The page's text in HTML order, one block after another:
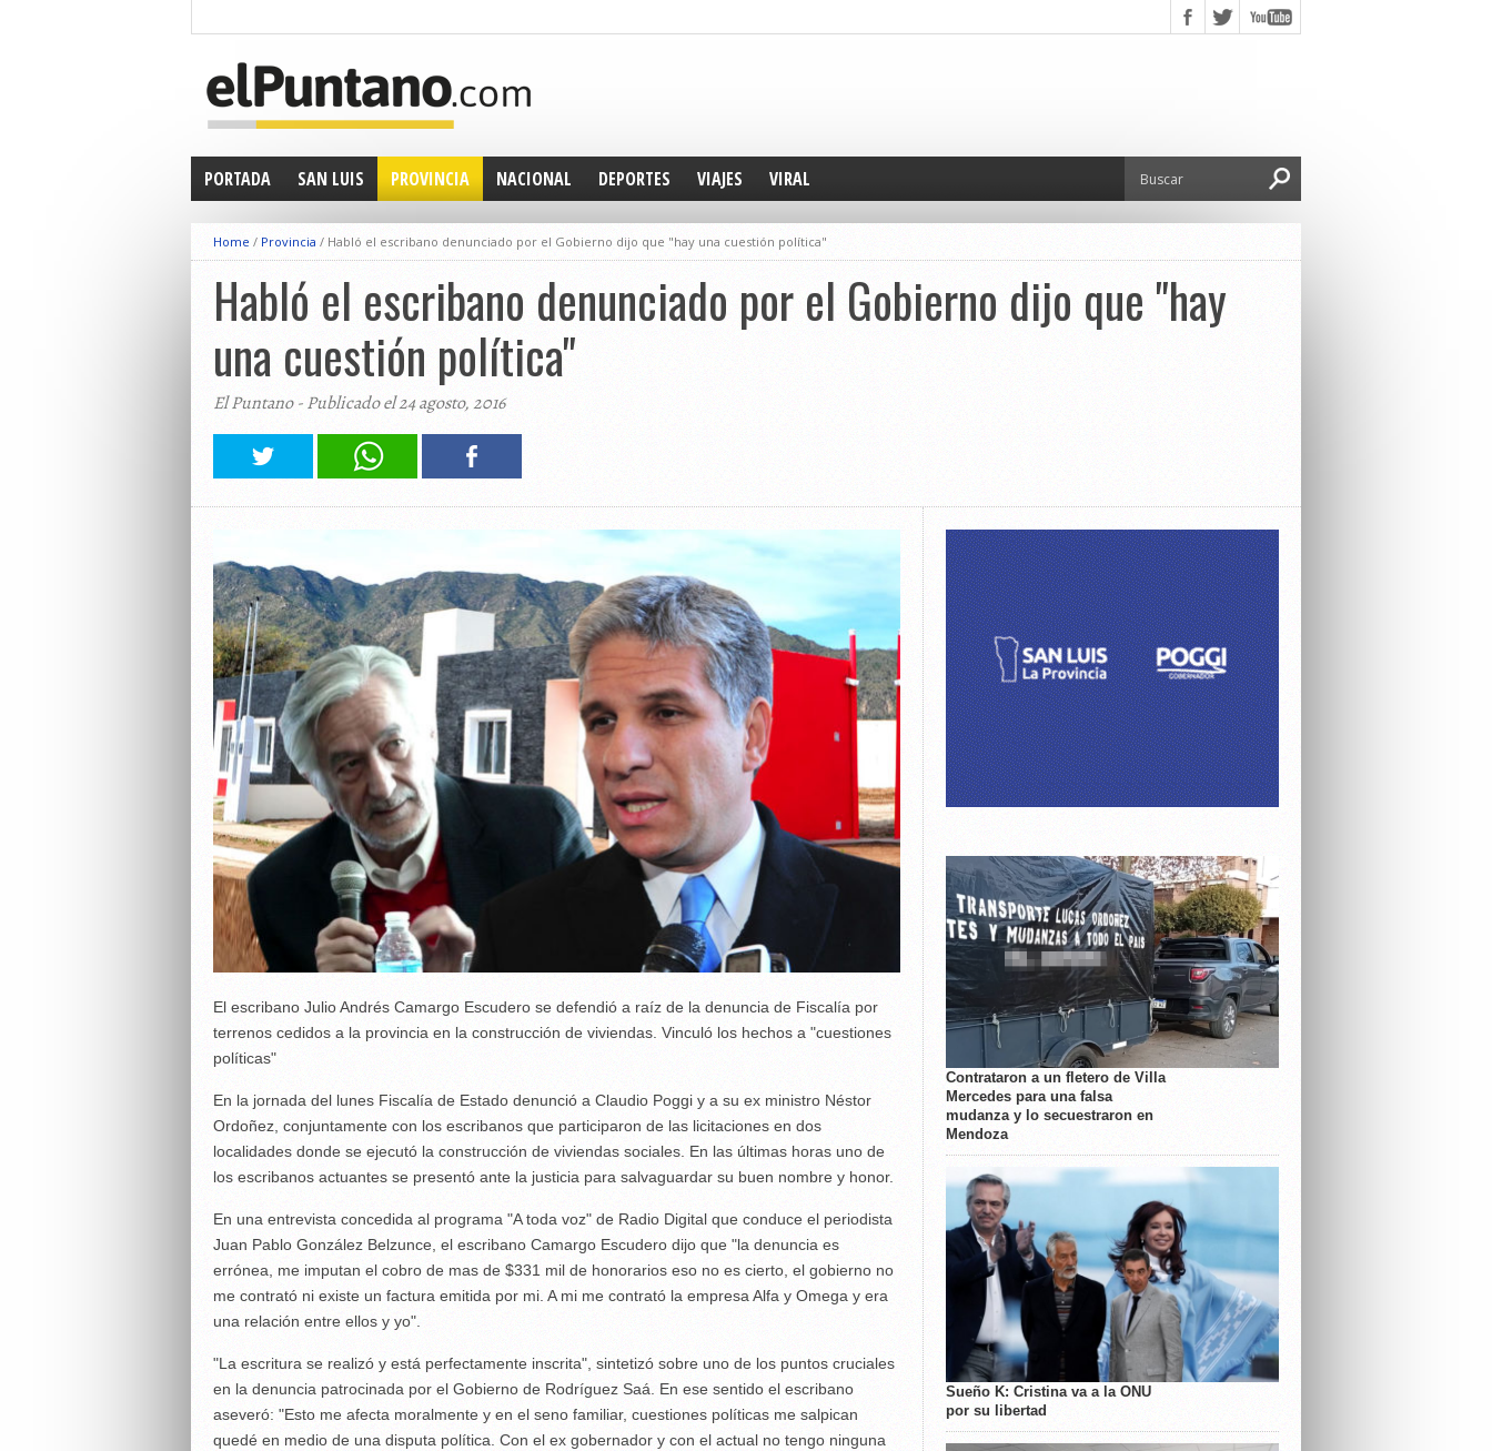
PORTADA SAN LUIS PROVINCIA NACIONAL DEPORTES VIAJES VIRAL
Home / Provincia / Habló el escribano denunciado por el Gobierno dijo que "hay una cuestión política"
Habló el escribano denunciado por el Gobierno dijo que "hay
una cuestión política"
El Puntano - Publicado el 24 agosto, 2016
El escribano Julio Andrés Camargo Escudero se defendió a raíz de la denuncia de Fiscalía por
terrenos cedidos a la provincia en la construcción de viviendas. Vinculó los hechos a "cuestiones
políticas"
En la jornada del lunes Fiscalía de Estado denunció a Claudio Poggi y a su ex ministro Néstor
Ordoñez, conjuntamente con los escribanos que participaron de las licitaciones en dos
localidades donde se ejecutó la construcción de viviendas sociales. En las últimas horas uno de
los escribanos actuantes se presentó ante la justicia para salvaguardar su buen nombre y honor.
En una entrevista concedida al programa "A toda voz" de Radio Digital que conduce el periodista
Juan Pablo González Belzunce, el escribano Camargo Escudero dijo que "la denuncia es
errónea, me imputan el cobro de mas de $331 mil de honorarios eso no es cierto, el gobierno no
me contrató ni existe un factura emitida por mi. A mi me contrató la empresa Alfa y Omega y era
una relación entre ellos y yo".
"La escritura se realizó y está perfectamente inscrita", sintetizó sobre uno de los puntos cruciales
en la denuncia patrocinada por el Gobierno de Rodríguez Saá. En ese sentido el escribano
aseveró: "Esto me afecta moralmente y en el seno familiar, cuestiones políticas me salpican
quedé en medio de una disputa política. Con el ex gobernador y con el actual no tengo ninguna
Contrataron a un fletero de Villa
Mercedes para una falsa
mudanza y lo secuestraron en
Mendoza
Sueño K: Cristina va a la ONU
por su libertad